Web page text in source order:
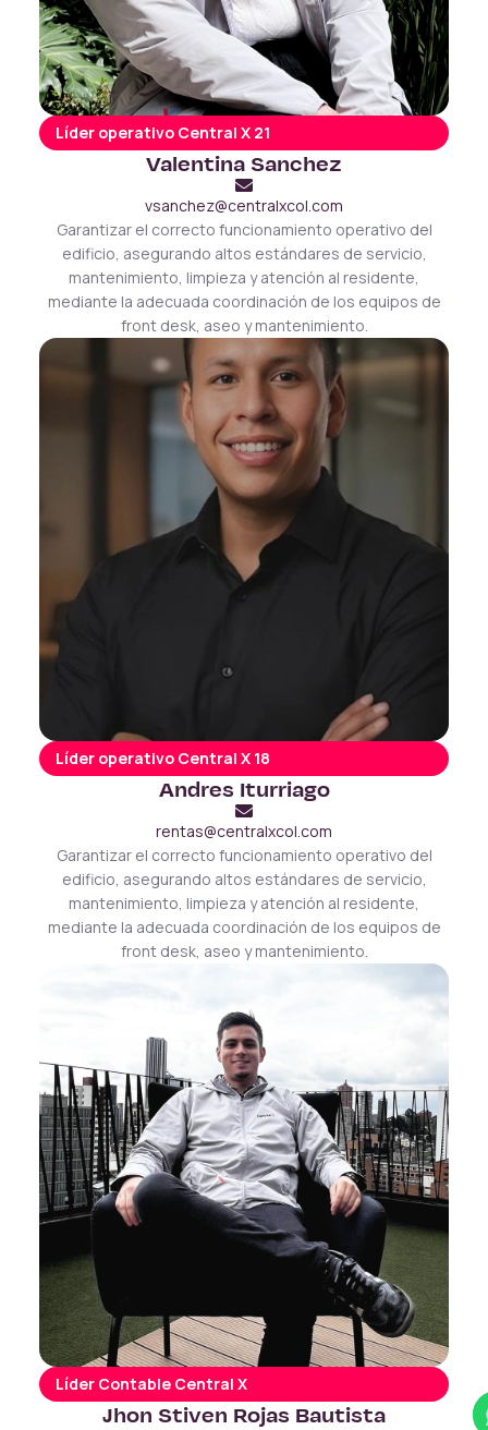
Líder operativo Central X 21
Valentina Sanchez
vsanchez@centralxcol.com
Garantizar el correcto funcionamiento operativo del
edificio, asegurando altos estándares de servicio,
mantenimiento, limpieza y atención al residente,
mediante la adecuada coordinación de los equipos de
front desk, aseo y mantenimiento.
Líder operativo Central X 18
Andres Iturriago
rentas@centralxcol.com
Garantizar el correcto funcionamiento operativo del
edificio, asegurando altos estándares de servicio,
mantenimiento, limpieza y atención al residente,
mediante la adecuada coordinación de los equipos de
front desk, aseo y mantenimiento.
Líder Contable Central X
Jhon Stiven Rojas Bautista